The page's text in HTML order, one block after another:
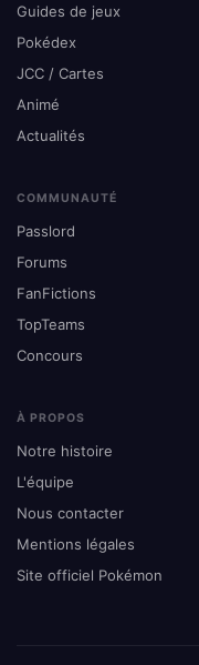
Guides de jeux
Pokédex
JCC / Cartes
Animé
Actualités
COMMUNAUTÉ
Passlord
Forums
FanFictions
TopTeams
Concours
À PROPOS
Notre histoire
L'équipe
Nous contacter
Mentions légales
Site officiel Pokémon